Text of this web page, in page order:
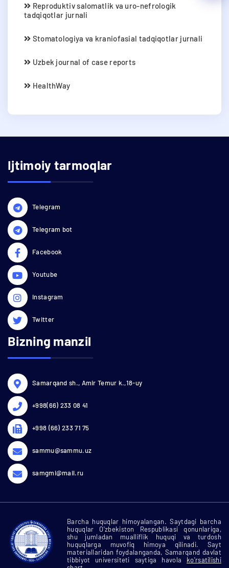
Reproduktiv salomatlik va uro-nefrologik
tadqiqotlar jurnali
Stomatologiya va kraniofasial tadqiqotlar jurnali
Uzbek journal of case reports
HealthWay
Ijtimoiy tarmoqlar
Telegram
Telegram bot
Facebook
Youtube
Instagram
Twitter
Bizning manzil
Samarqand sh., Amir Temur k.,18-uy
+998(66) 233 08 41
+998 (66) 233 71 75
sammu@sammu.uz
samgmi@mail.ru
Barcha huquqlar himoyalangan. Saytdagi barcha
huquqlar O'zbekiston Respublikasi qonunlariga,
shu jumladan mualliflik huquqi va turdosh
huquqlarga muvofiq himoya qilinadi. Sayt
materiallaridan foydalanganda, Samarqand davlat
tibbiyot universiteti saytiga havola ko'rsatilishi